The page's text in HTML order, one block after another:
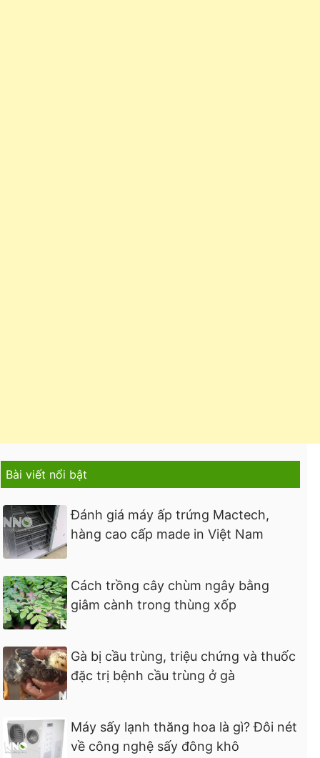
Bài viết nổi bật
Đánh giá máy ấp trứng Mactech,
hàng cao cấp made in Việt Nam
Cách trồng cây chùm ngây bằng
giâm cành trong thùng xốp
Gà bị cầu trùng, triệu chứng và thuốc
đặc trị bệnh cầu trùng ở gà
Máy sấy lạnh thăng hoa là gì? Đôi nét
về công nghệ sấy đông khô